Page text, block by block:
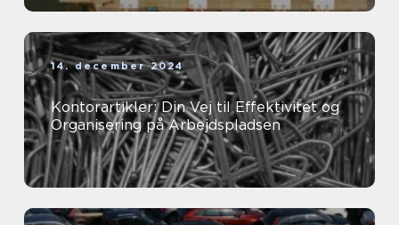
14. december 2024
Kontorartikler: Din Vej til Effektivitet og
Organisering på Arbejdspladsen